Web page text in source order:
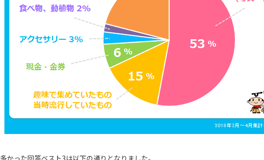
多かった回答ベスト3は以下の通りとなりました。